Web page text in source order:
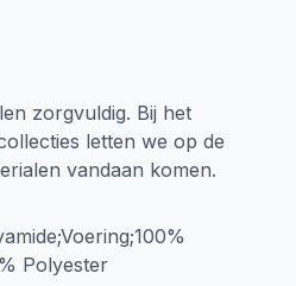
zorgvuldig. Bij het
letten we op de
vandaan komen.
Polyester